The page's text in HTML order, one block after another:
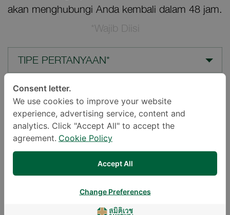
akan menghubungi Anda kembali dalam 48 jam.
*Wajib Diisi
TIPE PERTANYAAN*
LOKASI*
PERTANYAAN ANDA*
Consent letter.
We use cookies to improve your website
experience, advertising service, content and
analytics. Click "Accept All" to accept the
agreement. Cookie Policy
Accept All
Change Preferences